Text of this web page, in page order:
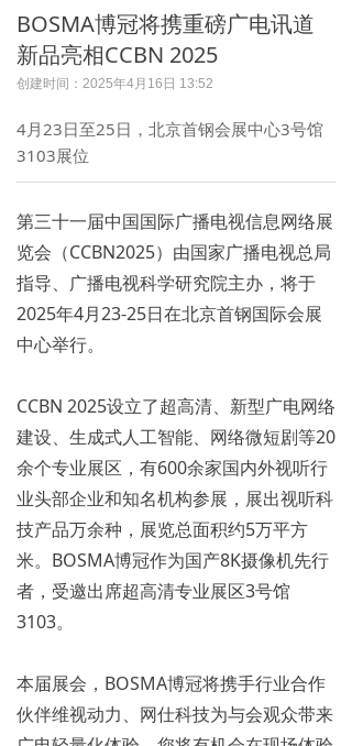
BOSMA博冠将携重磅广电讯道
新品亮相CCBN 2025
创建时间： 2025年4月16日 13:52
4月23日至25日，北京首钢会展中心3号馆
3103展位
第三十一届中国国际广播电视信息网络展
览会（CCBN2025）由国家广播电视总局
指导、广播电视科学研究院主办，将于
2025年4月23-25日在北京首钢国际会展
中心举行。
​CCBN 2025设立了超高清、新型广电网络
建设、生成式人工智能、网络微短剧等20
余个专业展区，有600余家国内外视听行
业头部企业和知名机构参展，展出视听科
技产品万余种，展览总面积约5万平方
米。BOSMA博冠作为国产8K摄像机先行
者，受邀出席超高清专业展区3号馆
3103。
​本届展会，BOSMA博冠将携手行业合作
伙伴维视动力、网仕科技为与会观众带来